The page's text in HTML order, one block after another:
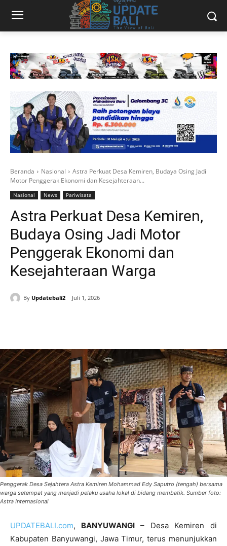
Beranda Nasional
Astra Perkuat Desa Kemiren, Budaya Osing Jadi
Motor Penggerak Ekonomi dan Kesejahteraan...
Nasional News Pariwisata
Astra Perkuat Desa Kemiren,
Budaya Osing Jadi Motor
Penggerak Ekonomi dan
Kesejahteraan Warga
By Updatebali2 Juli 1, 2026
Penggerak Desa Sejahtera Astra Kemiren Mohammad Edy Saputro (tengah) bersama
warga setempat yang menjadi pelaku usaha lokal di bidang membatik. Sumber foto:
Astra Internasional
UPDATEBALI.com, BANYUWANGI– Desa Kemiren di
Kabupaten Banyuwangi, Jawa Timur, terus menunjukkan